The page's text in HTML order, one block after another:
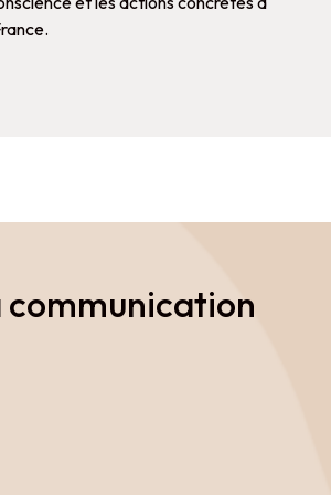
communication